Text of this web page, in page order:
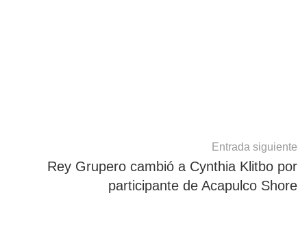
Entrada siguiente
Rey Grupero cambió a Cynthia Klitbo por
participante de Acapulco Shore